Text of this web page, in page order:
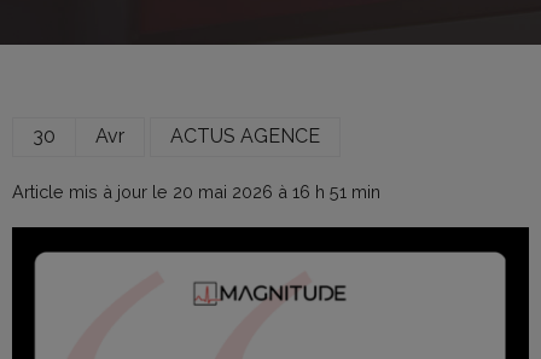
30 Avr ACTUS AGENCE
Article mis à jour le 20 mai 2026 à 16 h 51 min